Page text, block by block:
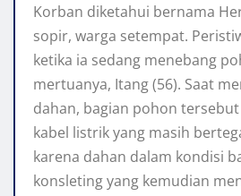
Korban diketahui bernama
sopir, warga setempat.
ketika ia sedang menebang
mertuanya, Itang (56). Saat
dahan, bagian pohon
kabel listrik yang masih
karena dahan dalam kondisi
konsleting yang kemudian